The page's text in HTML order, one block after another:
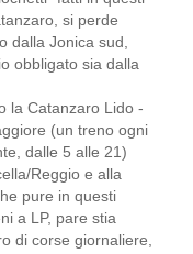
si perde
dalla Jonica sud,
obbligato sia dalla
la Catanzaro Lido -
(un treno ogni
dalle 5 alle 21)
Reggio e alla
pure in questi
a LP, pare stia
di corse giornaliere,